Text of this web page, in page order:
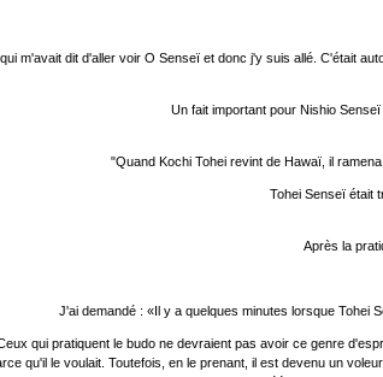
m'avait dit d'aller voir O Senseï et donc j'y suis allé. C'était
Un fait important pour Nishio
"Quand Kochi Tohei revint de Hawaï, il
Tohei Senseï était
Après la
J'ai demandé : «Il y a quelques minutes lorsque Tohei
qui pratiquent le budo ne devraient pas avoir ce genre
qu'il le voulait. Toutefois, en le prenant, il est devenu un